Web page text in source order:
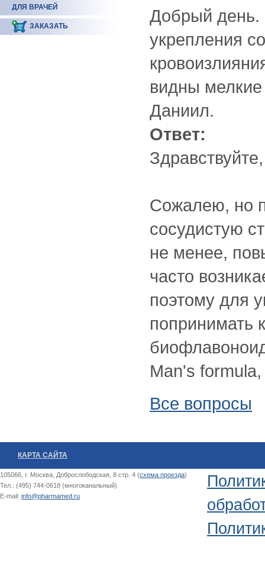
ДЛЯ ВРАЧЕЙ
ЗАКАЗАТЬ
Добрый день.
укрепления
видны мелкие
Даниил.
Ответ:
Сожалею, но
сосудистую
не менее,
часто
поэтому для
попринимать
Man's
Все вопросы
КАРТА САЙТА
105066, г. Москва, Доброслободская, 8 стр. 4 (схема проезда)
Тел.: (495) 744-0618 (многоканальный)
E-mail: info@pharmamed.ru